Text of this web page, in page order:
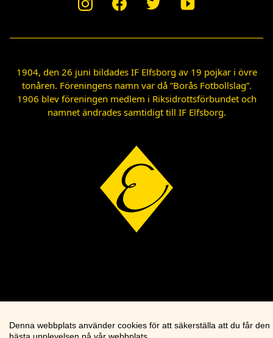
1904, den 26 juni bildades IF Elfsborg av 19 pojkar i övre
tonåren. Föreningens namn var då ”Borås Fotbollslag”.
1906 blev föreningen medlem i Riksidrottsförbundet och
namnet ändrades samtidigt till IF Elfsborg.
Denna webbplats använder cookies för att säkerställa att du får den